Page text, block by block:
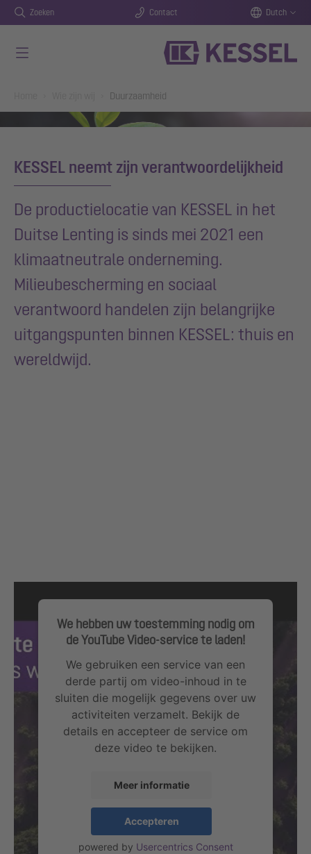
Zoeken Contact Dutch
Duurzaamheid
KESSEL neemt zijn verantwoordelijkheid
De productielocatie van KESSEL in het
Duitse Lenting is sinds mei 2021 een
klimaatneutrale onderneming.
Milieubescherming en sociaal
verantwoord handelen zijn belangrijke
uitgangspunten binnen KESSEL: thuis en
wereldwijd.
We hebben uw toestemming nodig om
de YouTube Video-service te laden!
We gebruiken een service van een
derde partij om video-inhoud in te
sluiten die mogelijk gegevens over uw
activiteiten verzamelt. Bekijk de
details en accepteer de service om
deze video te bekijken.
Meer informatie
Accepteren
powered by Usercentrics Consent